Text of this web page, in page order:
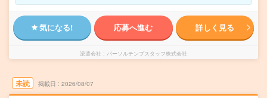
気になる! 応募へ進む 詳しく見る
派遣会社 パーソルテンプスタッフ株式会社
未読 掲載日 2026/08/07